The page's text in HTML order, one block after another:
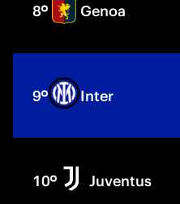
8 Genoa
9 Inter
10 Juventus